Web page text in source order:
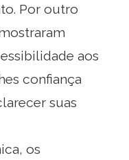
Por outro
aos
confiança
suas
os